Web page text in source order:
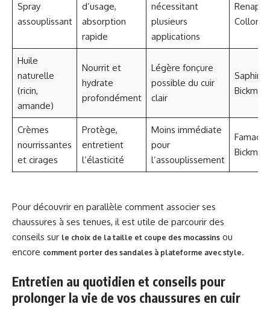
Spray
assouplissant
d’usage,
absorption
rapide
nécessitant
plusieurs
applications
Renapur,
Collonil
Huile
naturelle
(ricin,
amande)
Nourrit et
hydrate
profondément
Légère fonçure
possible du cuir
clair
Saphir,
Crèmes
nourrissantes
et cirages
Protège,
entretient
l’élasticité
Moins immédiate
pour
l’assouplissement
Famaco,
Pour découvrir en parallèle comment associer ses
chaussures à ses tenues, il est utile de parcourir des
conseils sur le choix de la taille et coupe des mocassins ou
encore comment porter des sandales à plateforme avec style.
Entretien au quotidien et conseils pour
prolonger la vie de vos chaussures en cuir